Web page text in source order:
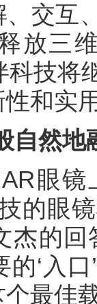
交互
放三
科技将
和实
自然地
眼
的眼
杰的
‘入
最佳